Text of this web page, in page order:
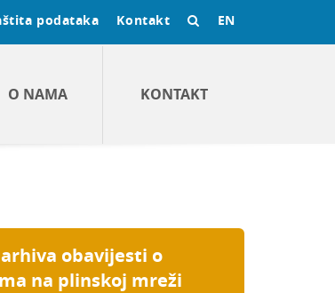
podataka Kontakt EN
O NAMA KONTAKT
arhiva obavijesti o
na plinskoj mreži